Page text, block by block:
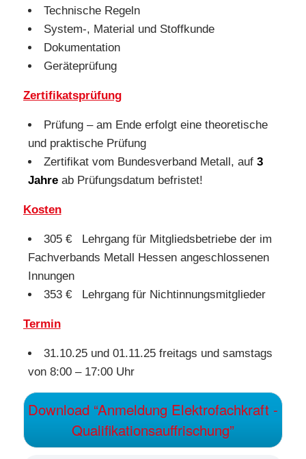
Technische Regeln
System-, Material und Stoffkunde
Dokumentation
Geräteprüfung
Zertifikatsprüfung
Prüfung – am Ende erfolgt eine theoretische
und praktische Prüfung
Zertifikat vom Bundesverband Metall, auf 3
Jahreab Prüfungsdatum befristet!
Kosten
305 € Lehrgang für Mitgliedsbetriebe der im
Fachverbands Metall Hessen angeschlossenen
Innungen
353 € Lehrgang für Nichtinnungsmitglieder
Termin
31.10.25 und 01.11.25 freitags und samstags
von 8:00 – 17:00 Uhr
Download “Anmeldung Elektrofachkraft -
Qualifikationsauffrischung”